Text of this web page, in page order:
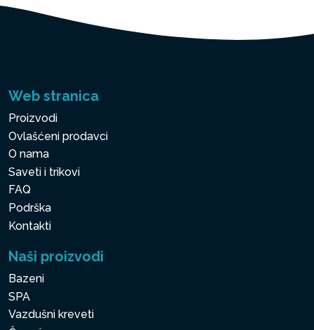
Web stranica
Proizvodi
Ovlašćeni prodavci
O nama
Saveti i trikovi
FAQ
Podrška
Kontakti
Naši proizvodi
Bazeni
SPA
Vazdušni kreveti